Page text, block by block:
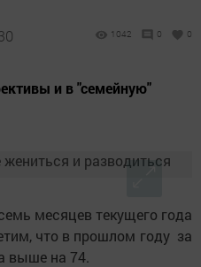
1042 0 0
и в "семейную"
месяцев текущего года
что в прошлом году за
выше на 74.